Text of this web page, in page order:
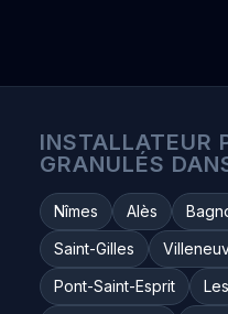
INSTALLATEUR
GRANULÉS
Nîmes Alès
Saint-Gilles
Pont-Saint-Esprit